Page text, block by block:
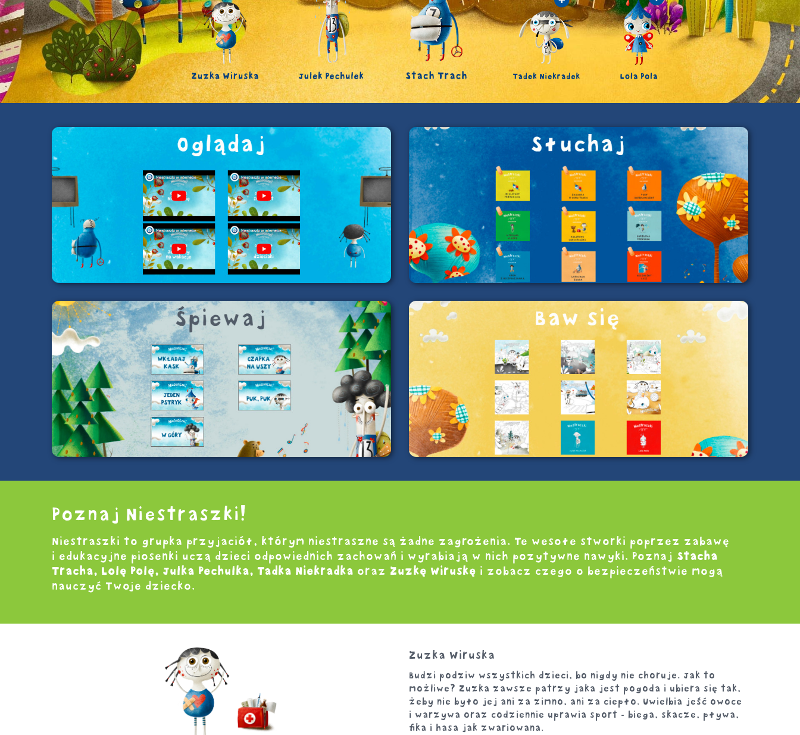
Poznaj Niestraszki!
Niestraszki to grupka przyjaciół, którym niestraszne są żadne zagrożenia. Te wesołe stworki poprzez zabawę
i edukacyjne piosenki uczą dzieci odpowiednich zachowań i wyrabiają w nich pozytywne nawyki. Poznaj Stacha
Tracha, Lolę Polę, Julka Pechulka, Tadka Niekradka oraz Zuzkę Wiruskę i zobacz czego o bezpieczeństwie mogą
nauczyć Twoje dziecko.
Zuzka Wiruska
Budzi podziw wszystkich dzieci, bo nigdy nie choruje. Jak to
możliwe? Zuzka zawsze patrzy jaka jest pogoda i ubiera się tak,
żeby nie było jej ani za zimno, ani za ciepło. Uwielbia jeść owoce
i warzywa oraz codziennie uprawia sport - biega, skacze, pływa,
fika i hasa jak zwariowana.